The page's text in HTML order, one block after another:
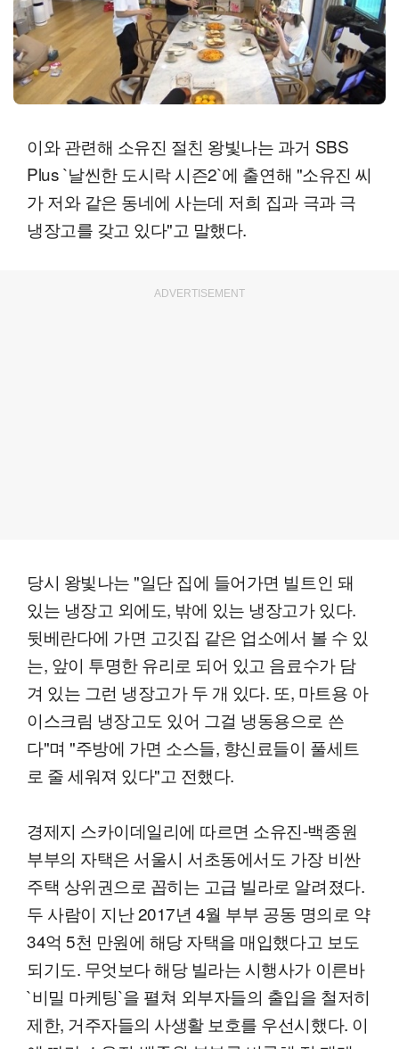
이와 관련해 소유진 절친 왕빛나는 과거 SBS
Plus `날씬한 도시락 시즌2`에 출연해 "소유진 씨
가 저와 같은 동네에 사는데 저희 집과 극과 극
냉장고를 갖고 있다"고 말했다.
ADVERTISEMENT
당시 왕빛나는 "일단 집에 들어가면 빌트인 돼
있는 냉장고 외에도, 밖에 있는 냉장고가 있다.
뒷베란다에 가면 고깃집 같은 업소에서 볼 수 있
는, 앞이 투명한 유리로 되어 있고 음료수가 담
겨 있는 그런 냉장고가 두 개 있다. 또, 마트용 아
이스크림 냉장고도 있어 그걸 냉동용으로 쓴
다"며 "주방에 가면 소스들, 향신료들이 풀세트
로 줄 세워져 있다"고 전했다.
경제지 스카이데일리에 따르면 소유진-백종원
부부의 자택은 서울시 서초동에서도 가장 비싼
주택 상위권으로 꼽히는 고급 빌라로 알려졌다.
두 사람이 지난 2017년 4월 부부 공동 명의로 약
34억 5천 만원에 해당 자택을 매입했다고 보도
되기도. 무엇보다 해당 빌라는 시행사가 이른바
`비밀 마케팅`을 펼쳐 외부자들의 출입을 철저히
제한, 거주자들의 사생활 보호를 우선시했다. 이